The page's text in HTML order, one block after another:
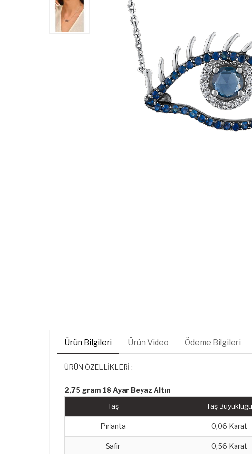
Ürün Bilgileri Ürün Video Ödeme Bilgileri
ÜRÜN ÖZELLİKLERİ :
2,75 gram 18 Ayar Beyaz Altın
Taş
Taş Büyüklüğü
Pırlanta 0,06 Karat
Safir 0,56 Karat